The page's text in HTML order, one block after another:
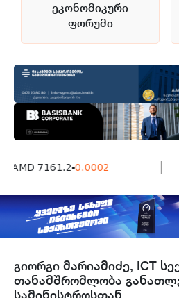
ეკონომიკური
ფორუმი
AMD 7161.2 0.0002
გიორგი მარიამიძე, ICT
თანამშრომლობა
სამინისტროსთან